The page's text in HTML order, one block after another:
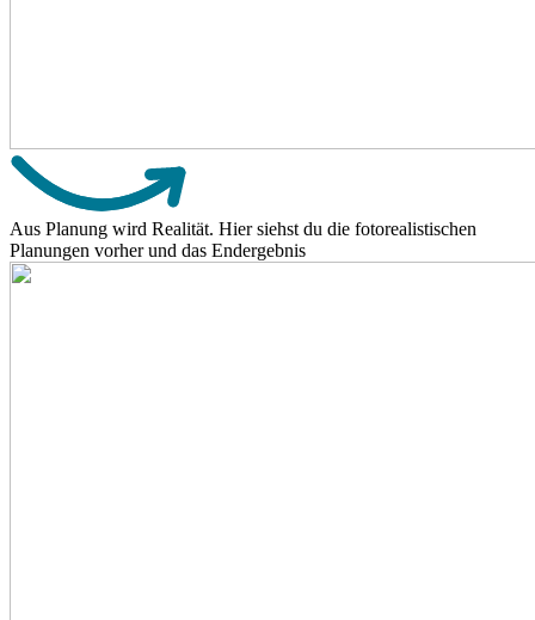
Aus Planung wird Realität. Hier siehst du die fotorealistischen
Planungen vorher und das Endergebnis